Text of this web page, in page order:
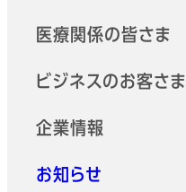
医療関係の皆さま
ビジネスのお客さま
企業情報
お知らせ